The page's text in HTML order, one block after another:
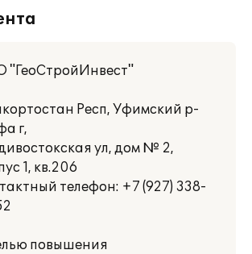
"ГеоСтройИнвест"
Респ, Уфимский р-
г,
ул, дом № 2,
1, кв.206
телефон: +7 (927) 338-
повышения